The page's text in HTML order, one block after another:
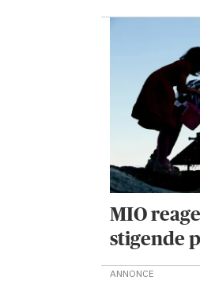
MIO
stigende
ANNONCE